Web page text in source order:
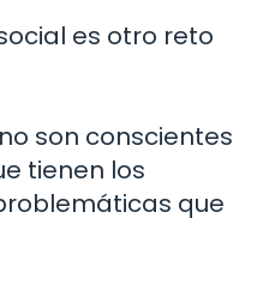
es otro reto
son conscientes
tienen los
que